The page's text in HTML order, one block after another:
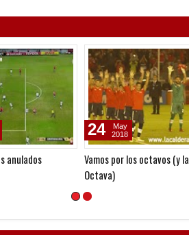
anulados
Vamos por los octavos (y la
Octava)
24
May
2018